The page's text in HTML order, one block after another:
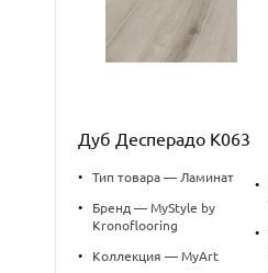
Дуб Десперадо К063
• Тип товара — Ламинат
•
Бренд — MyStyle by
Kronoflooring
• Коллекция — MyArt
•
•